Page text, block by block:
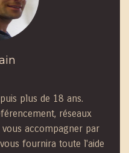
plus de 18 ans.
réseaux
accompagner par
fournira toute l'aide